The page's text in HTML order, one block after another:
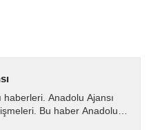
haberleri. Anadolu Ajansı
Bu haber Anadolu